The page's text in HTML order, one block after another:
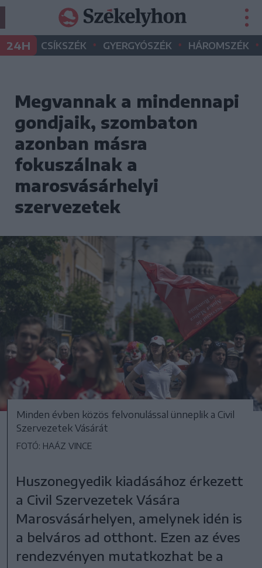
24H CSÍKSZÉK • GYERGYÓSZÉK • HÁROMSZÉK •
Megvannak a mindennapi
gondjaik, szombaton
azonban másra
fokuszálnak a
marosvásárhelyi
szervezetek
Minden évben közös felvonulással ünneplik a Civil
Szervezetek Vásárát
FOTÓ: HAÁZ VINCE
Huszonegyedik kiadásához érkezett
a Civil Szervezetek Vására
Marosvásárhelyen, amelynek idén is
a belváros ad otthont. Ezen az éves
rendezvényen mutatkozhat be a